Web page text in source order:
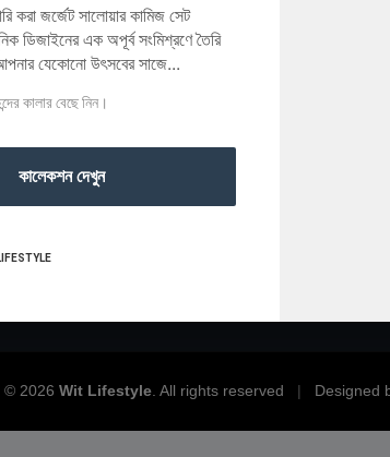
Useful Link
Delivery Rules
© 2026 Wit Lifestyle. All rights reserved | Designed
করা জর্জেট সালোয়ার কামিজ সেট
ডিজাইনের এক অপূর্ব সংমিশ্রণে তৈরি
যেকোনো উৎসবের সাজে...
কালার বেছে নিন।
কালেকশন দেখুন